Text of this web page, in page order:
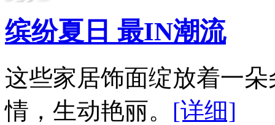
缤纷夏日 最IN潮流
这些家居饰面绽放着一
情，生动艳丽。 [详细]